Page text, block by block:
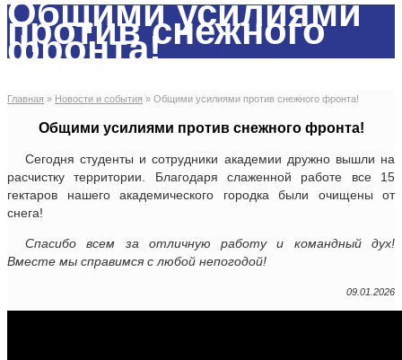
Общими усилиями
против снежного
фронта!
Главная » Новости и события » Общими усилиями против снежного фронта!
Общими усилиями против снежного фронта!
Сегодня студенты и сотрудники академии дружно вышли на
расчистку территории. Благодаря слаженной работе все 15
гектаров нашего академического городка были очищены от
снега!
Спасибо всем за отличную работу и командный дух!
Вместе мы справимся с любой непогодой!
09.01.2026